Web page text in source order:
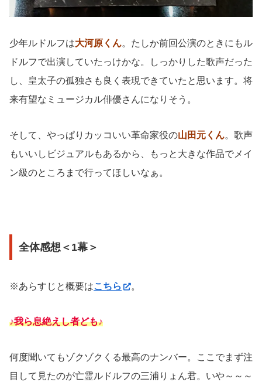
少年ルドルフは大河原くん。たしか前回公演のときにもル
ドルフで出演していたっけかな。しっかりした歌声だった
し、皇太子の孤独さも良く表現できていたと思います。将
来有望なミュージカル俳優さんになりそう。
そして、やっぱりカッコいい革命家役の山田元くん。歌声
もいいしビジュアルもあるから、もっと大きな作品でメイ
ン級のところまで行ってほしいなぁ。
全体感想＜1幕＞
※あらすじと概要はこちら 。
♪我ら息絶えし者ども♪
何度聞いてもゾクゾクくる最高のナンバー。ここでまず注
目して見たのが亡霊ルドルフの三浦りょん君。いや～～～